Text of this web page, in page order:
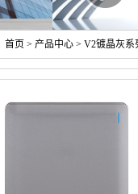
首页 > 产品中心 > V2镀晶灰系